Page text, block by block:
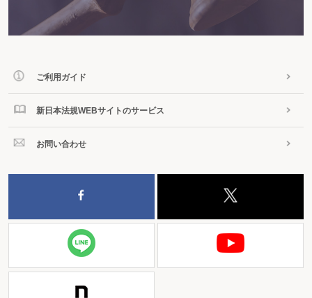
ご利用ガイド
新日本法規WEBサイトのサービス
お問い合わせ